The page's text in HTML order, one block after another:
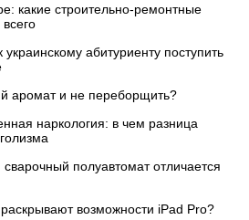
какие строительно-ремонтные
абитуриенту поступить
аромат и не переборщить?
наркология: в чем разница
полуавтомат отличается
возможности iPad Pro?